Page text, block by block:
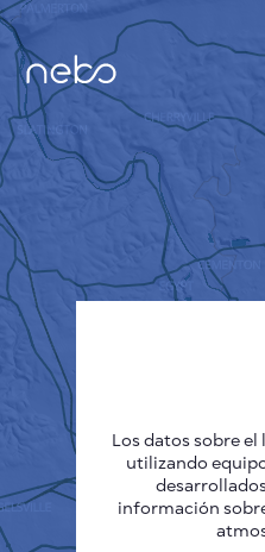
PLANO
SENSOR
QUIÉNES
Los datos sobre
utilizando
información